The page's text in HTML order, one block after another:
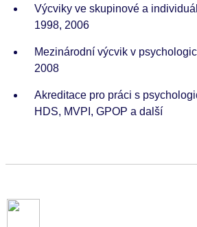
Výcviky ve skupinové a
1998, 2006
Mezinárodní výcvik v
2008
Akreditace pro práci s
HDS, MVPI, GPOP a další